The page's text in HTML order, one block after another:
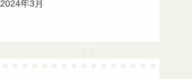
2024年3月